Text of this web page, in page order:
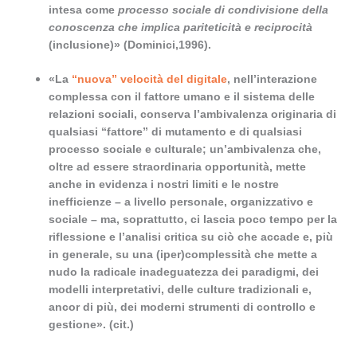
intesa comeprocesso sociale di condivisione della
conoscenza che implica pariteticità e reciprocità
(inclusione)» (Dominici,1996).
«La “nuova” velocità del digitale, nell’interazione
complessa con il fattore umano e il sistema delle
relazioni sociali, conserva l’ambivalenza originaria di
qualsiasi “fattore” di mutamento e di qualsiasi
processo sociale e culturale; un’ambivalenza che,
oltre ad essere straordinaria opportunità, mette
anche in evidenza i nostri limiti e le nostre
inefficienze – a livello personale, organizzativo e
sociale – ma, soprattutto, ci lascia pocotempo per la
riflessione e l’analisi critica su ciò che accade e, più
in generale, su una (iper)complessità che mette a
nudo la radicale inadeguatezza dei paradigmi, dei
modelli interpretativi, delle culture tradizionali e,
ancor di più, dei moderni strumenti di controllo e
gestione». (cit.)